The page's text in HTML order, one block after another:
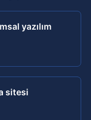
yazılım
sitesi